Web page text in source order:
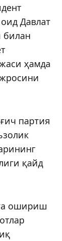
Давлат
билан
ҳамда
партия
қайд
ошириш